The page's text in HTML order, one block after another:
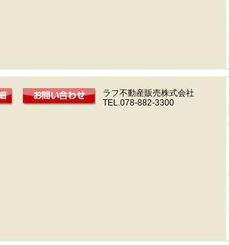
ラフ不動産販売株式会社
TEL.078-882-3300